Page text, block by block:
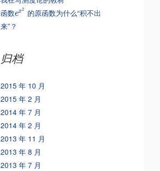
函数ex2
的原函数为什么“积不出
来”？
归档
2015 年 10 月
2015 年 2 月
2014 年 7 月
2014 年 2 月
2013 年 11 月
2013 年 8 月
2013 年 7 月